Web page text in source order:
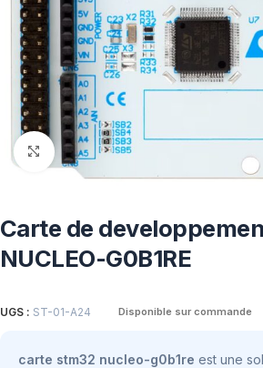
Click to enlarge
Carte de
NUCLEO-G0B1RE
UGS : ST-01-A24 Disponible sur commande
carte stm32 nucleo-g0b1re est une